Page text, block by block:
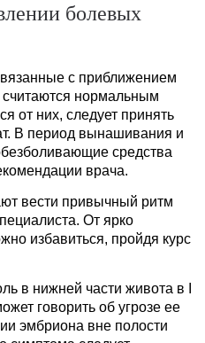
болевых
с приближением
нормальным
от них, следует принять
В период вынашивания и
средства
врача.
вести привычный ритм
От ярко
избавиться, пройдя курс
в нижней части живота в I
говорить об угрозе ее
эмбриона вне полости